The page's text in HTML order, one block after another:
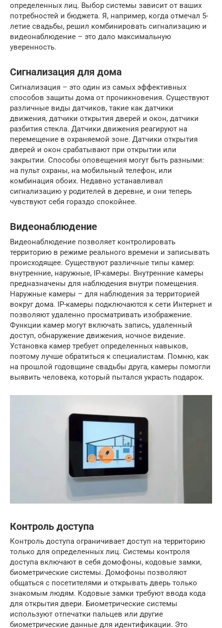
определенных лиц. Выбор системы зависит от ваших
потребностей и бюджета. Я, например, когда отмечал 5-
летие свадьбы, решил комбинировать сигнализацию и
видеонаблюдение – это дало максимальную
уверенность.
Сигнализация для дома
Сигнализация – это один из самых эффективных
способов защиты дома от проникновения. Существуют
различные виды датчиков, такие как датчики
движения, датчики открытия дверей и окон, датчики
разбития стекла. Датчики движения реагируют на
перемещение в охраняемой зоне. Датчики открытия
дверей и окон срабатывают при открытии или
закрытии. Способы оповещения могут быть разными:
на пульт охраны, на мобильный телефон, или
комбинация обоих. Недавно устанавливал
сигнализацию у родителей в деревне, и они теперь
чувствуют себя гораздо спокойнее.
Видеонаблюдение
Видеонаблюдение позволяет контролировать
территорию в режиме реального времени и записывать
происходящее. Существуют различные типы камер:
внутренние, наружные, IP-камеры. Внутренние камеры
предназначены для наблюдения внутри помещения.
Наружные камеры – для наблюдения за территорией
вокруг дома. IP-камеры подключаются к сети Интернет и
позволяют удаленно просматривать изображение.
Функции камер могут включать запись, удаленный
доступ, обнаружение движения, ночное видение.
Установка камер требует определенных навыков,
поэтому лучше обратиться к специалистам. Помню, как
на прошлой годовщине свадьбы друга, камеры помогли
выявить человека, который пытался украсть подарок.
Контроль доступа
Контроль доступа ограничивает доступ на территорию
только для определенных лиц. Системы контроля
доступа включают в себя домофоны, кодовые замки,
биометрические системы. Домофоны позволяют
общаться с посетителями и открывать дверь только
знакомым людям. Кодовые замки требуют ввода кода
для открытия двери. Биометрические системы
используют отпечатки пальцев или другие
биометрические данные для идентификации. Это